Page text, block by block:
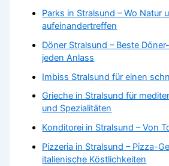
Parks in Stralsund – Wo Natur
aufeinandertreffen
Döner Stralsund – Beste
jeden Anlass
Imbiss Stralsund für einen
Grieche in Stralsund für
und Spezialitäten
Konditorei in Stralsund – Von
Pizzeria in Stralsund – Pizza-
italienische Köstlichkeiten